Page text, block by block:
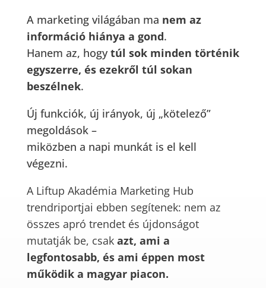
A marketing világában ma nem az
információ hiánya a gond.
Hanem az, hogytúl sok minden történik
egyszerre, és ezekről túl sokan
beszélnek.
Új funkciók, új irányok, új „kötelező”
megoldások –
miközben a napi munkát is el kell
végezni.
A Liftup Akadémia Marketing Hub
trendriportjai ebben segítenek: nem az
összes apró trendet és újdonságot
mutatják be, csak azt, ami a
legfontosabb, és ami éppen most
működik a magyar piacon.